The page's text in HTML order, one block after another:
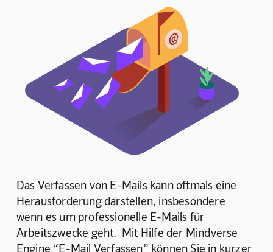
Das Verfassen von E-Mails kann oftmals eine
Herausforderung darstellen, insbesondere
wenn es um professionelle E-Mails für
Arbeitszwecke geht.  Mit Hilfe der Mindverse
Engine “E-Mail Verfassen” können Sie in kurzer